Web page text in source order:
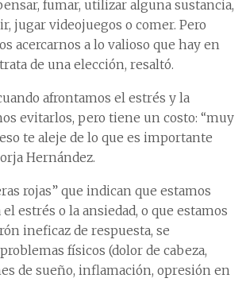
fumar, utilizar alguna sustancia,
jugar videojuegos o comer. Pero
acercarnos a lo valioso que hay en
de una elección, resaltó.
afrontamos el estrés y la
evitarlos, pero tiene un costo: “muy
te aleje de lo que es importante
Hernández.
rojas” que indican que estamos
estrés o la ansiedad, o que estamos
ineficaz de respuesta, se
físicos (dolor de cabeza,
de sueño, inflamación, opresión en